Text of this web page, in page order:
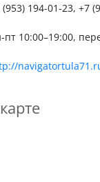
(953) 194-01-23, +7
пт 10:00–19:00,